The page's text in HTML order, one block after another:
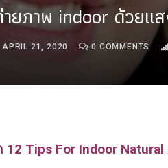
ยภาพ indoor ด้วยแ
APRIL 21, 2020 0 COMMENTS
12 Tips For Indoor